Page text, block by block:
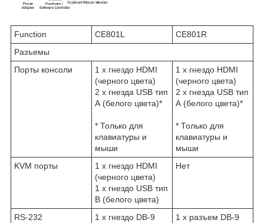
Function CE801L
CE801R
Разъемы
Порты консоли
1 x гнездо HDMI
(черного цвета)
2 x гнезда USB тип
А (белого цвета)*
* Только для
клавиатуры и
мыши
1 x гнездо HDMI
(черного цвета)
2 x гнезда USB тип
А (белого цвета)*
* Только для
клавиатуры и
мыши
KVM порты
1 x гнездо HDMI
(черного цвета)
1 x гнездо USB тип
B (белого цвета)
Нет
RS-232
1 x гнездо DB-9
1 x разъем DB-9